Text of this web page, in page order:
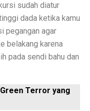
Penuh Bangunan
Ditetapkan UNESCO
Pengaruh pada Gigi
Anak Tersembunyi dan
sudah diatur
dada ketika kamu
pegangan agar
belakang karena
pada sendi bahu dan
Terror yang